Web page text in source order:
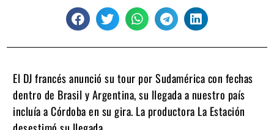
El DJ francés anunció su tour por Sudamérica con fechas
dentro de Brasil y Argentina, su llegada a nuestro país
incluía a Córdoba en su gira. La productora La Estación